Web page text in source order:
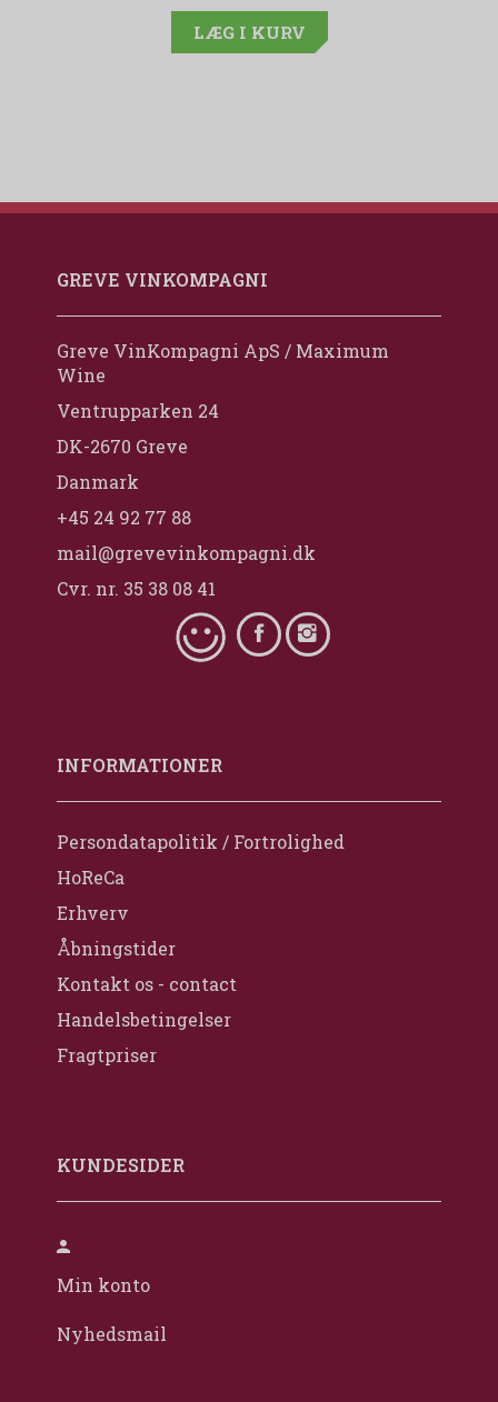
LÆG I KURV
GREVE VINKOMPAGNI
Greve VinKompagni ApS / Maximum
Wine
Ventrupparken 24
DK-2670 Greve
Danmark
+45 24 92 77 88
mail@grevevinkompagni.dk
Cvr. nr. 35 38 08 41
INFORMATIONER
Persondatapolitik / Fortrolighed
HoReCa
Erhverv
Åbningstider
Kontakt os - contact
Handelsbetingelser
Fragtpriser
KUNDESIDER
Min konto
Nyhedsmail